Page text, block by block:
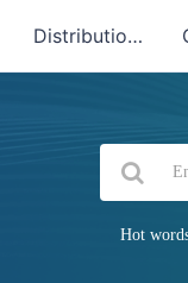
Distribution
Hot